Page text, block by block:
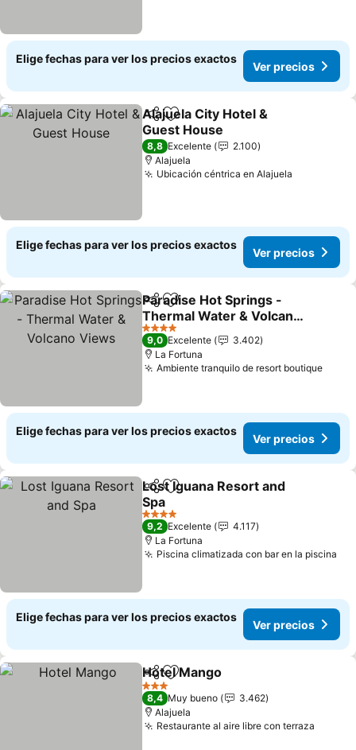
Elige fechas para ver los precios exactos
Ver precios
CompartirAgregar a favoritos
Alajuela City Hotel &
Guest House
8,8 Excelente
2.100
Alajuela
Ubicación céntrica en Alajuela
Elige fechas para ver los precios exactos
Ver precios
CompartirAgregar a favoritos
Paradise Hot Springs -
Thermal Water & Volcano
Views
4 Estrellas
9,0 Excelente
3.402
La Fortuna
Ambiente tranquilo de resort boutique
Elige fechas para ver los precios exactos
Ver precios
CompartirAgregar a favoritos
Lost Iguana Resort and
Spa
4 Estrellas
9,2 Excelente
4.117
La Fortuna
Piscina climatizada con bar en la piscina
Elige fechas para ver los precios exactos
Ver precios
CompartirAgregar a favoritos
Hotel Mango
3 Estrellas
8,4 Muy bueno
3.462
Alajuela
Restaurante al aire libre con terraza